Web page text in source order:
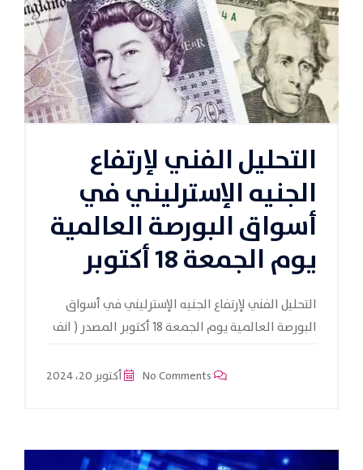
التحليل الفني لإرتفاع
الجنيه الإسترليني في
أسواق البورصة العالمية
يوم الجمعة 18 أكتوبر
التحليل الفني لإرتفاع الجنيه الإسترليني في أسواق
البورصة العالمية يوم الجمعة 18 أكتوبر المصدر ( انف
أكتوبر 20، 2024